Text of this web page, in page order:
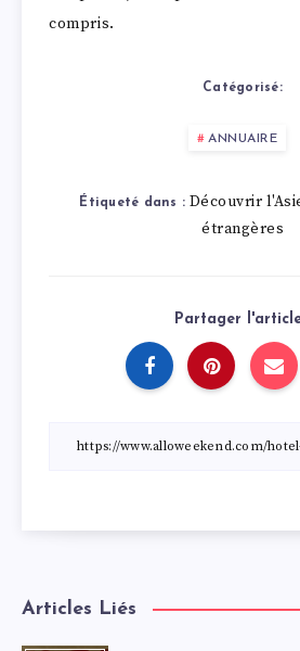
compris.
Catégorisé:
ANNUAIRE
Étiqueté dans : Découvrir
étrangères
Partager
Articles Liés